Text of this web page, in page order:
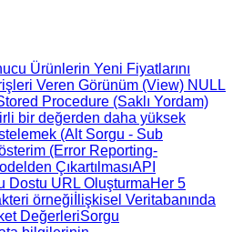
Ürünlerin Yeni Fiyatlarını
Veren Görünüm (View) NULL
Procedure (Saklı Yordam)
bir değerden daha yüksek
(Alt Sorgu - Sub
(Error Reporting-
ÇıkartılmasıAPI
Dostu URL OluşturmaHer 5
örneği İlişkisel Veritabanında
DeğerleriSorgu